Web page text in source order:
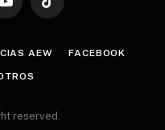
YouTubeTikTok
AEW FACEBOOK
reserved.